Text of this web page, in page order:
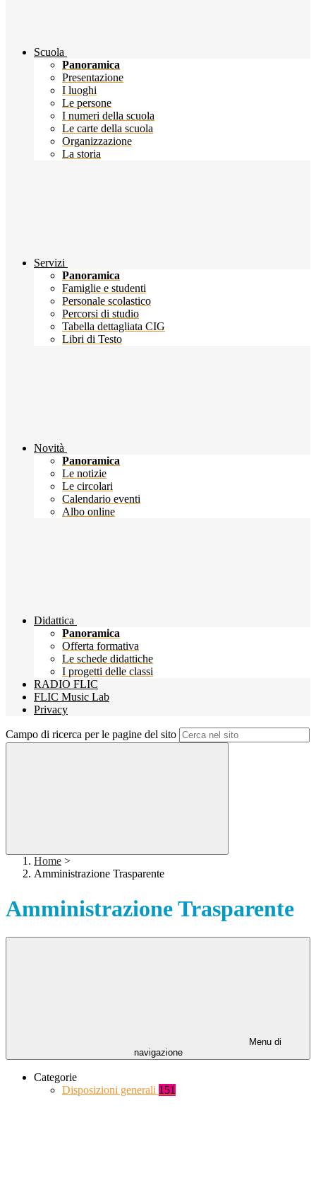
Scuola
Panoramica
Presentazione
I luoghi
Le persone
I numeri della scuola
Le carte della scuola
Organizzazione
La storia
Servizi
Panoramica
Famiglie e studenti
Personale scolastico
Percorsi di studio
Tabella dettagliata CIG
Libri di Testo
Novità
Panoramica
Le notizie
Le circolari
Calendario eventi
Albo online
Didattica
Panoramica
Offerta formativa
Le schede didattiche
I progetti delle classi
RADIO FLIC
FLIC Music Lab
Privacy
Campo di ricerca per le pagine del sito
Home >
Amministrazione Trasparente
Amministrazione Trasparente
Menu di
navigazione
Categorie
Disposizioni generali 151